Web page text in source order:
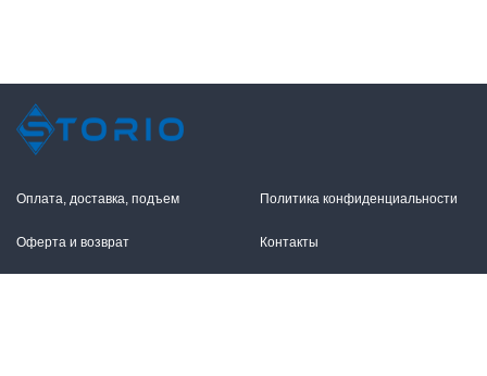
Оплата, доставка, подъем
Оферта и возврат
Политика конфиденциальности
Контакты